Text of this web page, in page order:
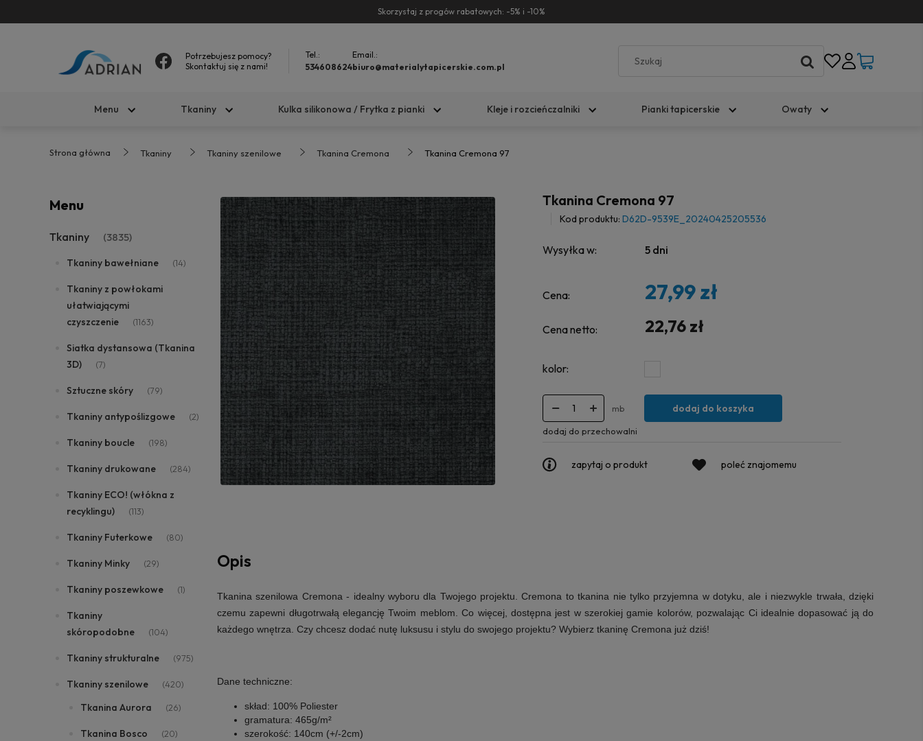
Skorzystaj z progów rabatowych: -5% i -10%
Potrzebujesz pomocy?
Skontaktuj się z nami!
Tel.:
534608624
Email.:
biuro@materialytapicerskie.com.pl
Menu Tkaniny Kulka silikonowa / Frytka z pianki Kleje i rozcieńczalniki Pianki tapicerskie Owaty
Strona główna Tkaniny Tkaniny szenilowe Tkanina Cremona Tkanina Cremona 97
Menu
Tkaniny (3835)
Tkaniny bawełniane (14)
Tkaniny z powłokami
ułatwiającymi
czyszczenie
(1163)
Siatka dystansowa (Tkanina
3D)
(7)
Sztuczne skóry (79)
Tkaniny antypoślizgowe (2)
Tkaniny boucle (198)
Tkaniny drukowane (284)
Tkaniny ECO! (włókna z
recyklingu)
(113)
Tkaniny Futerkowe (80)
Tkaniny Minky (29)
Tkaniny poszewkowe (1)
Tkaniny
skóropodobne
(104)
Tkaniny strukturalne (975)
Tkaniny szenilowe (420)
Tkanina Aurora (26)
Tkanina Bosco (20)
Tkanina Cremona 97
Kod produktu: D62D-9539E_20240425205536
Wysyłka w: 5 dni
Cena: 27,99 zł
Cena netto: 22,76 zł
kolor:
mb dodaj do koszyka
dodaj do przechowalni
zapytaj o produkt poleć znajomemu
Opis
Tkanina szenilowa Cremona - idealny wyboru dla Twojego projektu. Cremona to tkanina nie tylko przyjemna w dotyku, ale i niezwykle trwała, dzięki
czemu zapewni długotrwałą elegancję Twoim meblom. Co więcej, dostępna jest w szerokiej gamie kolorów, pozwalając Ci idealnie dopasować ją do
każdego wnętrza. Czy chcesz dodać nutę luksusu i stylu do swojego projektu? Wybierz tkaninę Cremona już dziś!
Dane techniczne:
skład: 100% Poliester
gramatura: 465g/m²
szerokość: 140cm (+/-2cm)